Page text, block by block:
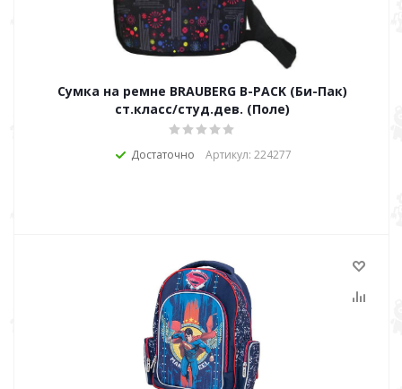
Сумка на ремне BRAUBERG B-PACK (Би-Пак)
ст.класс/студ.дев. (Поле)
Достаточно Артикул: 224277